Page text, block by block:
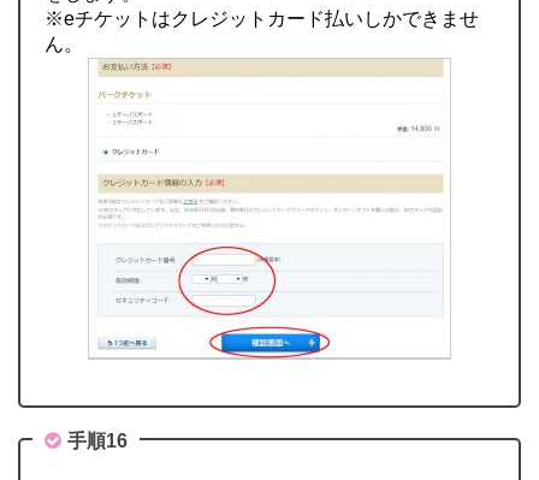
※eチケットはクレジットカード払いしかできませ
ん。
手順16